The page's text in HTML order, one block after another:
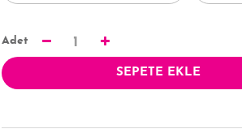
Adet 1
SEPETE EKLE